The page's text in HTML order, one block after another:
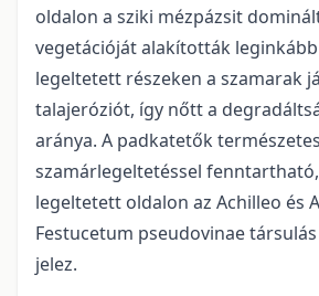
oldalon a sziki mézpázsit
vegetációját alakították
legeltetett részeken a szamarak
talajeróziót, így nőtt a
aránya. A padkatetők
szamárlegeltetéssel
legeltetett oldalon az Achilleo és
Festucetum pseudovinae
jelez.